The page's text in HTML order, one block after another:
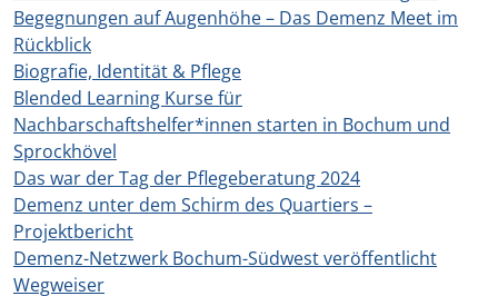
Begegnungen auf Augenhöhe – Das Demenz Meet im
Rückblick
Biografie, Identität & Pflege
Blended Learning Kurse für
Nachbarschaftshelfer*innen starten in Bochum und
Sprockhövel
Das war der Tag der Pflegeberatung 2024
Demenz unter dem Schirm des Quartiers –
Projektbericht
Demenz-Netzwerk Bochum-Südwest veröffentlicht
Wegweiser